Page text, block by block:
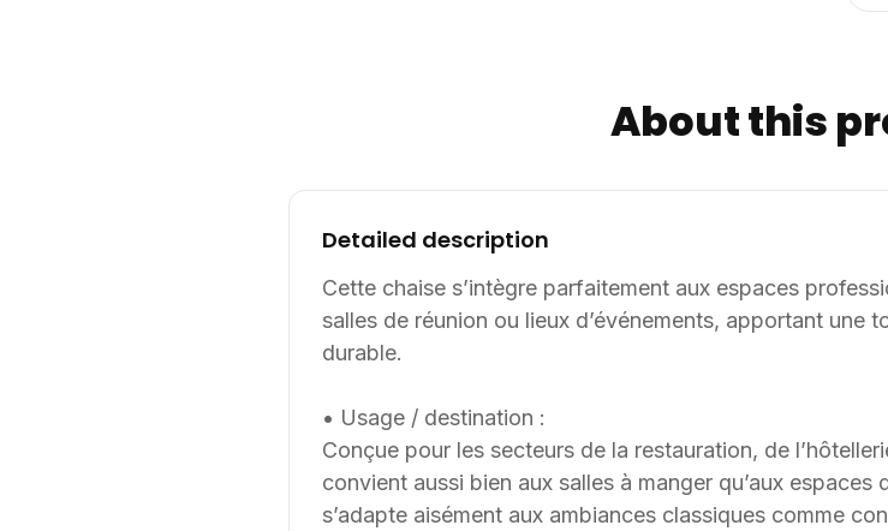
clients. Informations complémentaires :
About this
Detailed description
Cette chaise s’intègre parfaitement aux espaces
salles de réunion ou lieux d’événements, apportant une
durable.
• Usage / destination :
Conçue pour les secteurs de la restauration, de
convient aussi bien aux salles à manger qu’aux
s’adapte aisément aux ambiances classiques comme